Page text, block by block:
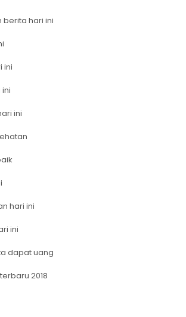
hari ini
ini
ini
hari ini
ini
dapat uang
2018